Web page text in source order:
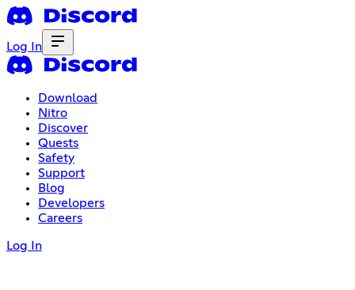
Log In
Download
Nitro
Discover
Quests
Safety
Support
Blog
Developers
Careers
Log In